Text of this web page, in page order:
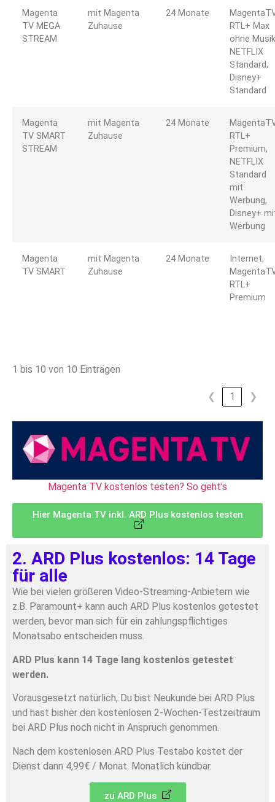
Magenta
TV MEGA
STREAM
mit Magenta
Zuhause
24 Monate
RTL+ Max
ohne
NETFLIX
Standard,
Disney+
Standard
Magenta
TV SMART
STREAM
mit Magenta
Zuhause
24 Monate
RTL+
Premium,
NETFLIX
Standard
mit
Werbung,
Disney+
Werbung
Magenta
TV SMART
mit Magenta
Zuhause
24 Monate
Internet,
RTL+
Premium
1 bis 10 von 10 Einträgen
❮ 1 ❯
Magenta TV kostenlos testen? So geht’s
Hier Magenta TV inkl. ARD Plus kostenlos testen
2. ARD Plus kostenlos: 14 Tage
für alle
Wie bei vielen größeren Video-Streaming-Anbietern wie
z.B. Paramount+ kann auch ARD Plus kostenlos getestet
werden, bevor man sich für ein zahlungspflichtiges
Monatsabo entscheiden muss.
ARD Plus kann 14 Tage lang kostenlos getestet
werden.
Vorausgesetzt natürlich, Du bist Neukunde bei ARD Plus
und hast bisher den kostenlosen 2-Wochen-Testzeitraum
bei ARD Plus noch nicht in Anspruch genommen.
Nach dem kostenlosen ARD Plus Testabo kostet der
Dienst dann 4,99€ / Monat. Monatlich kündbar.
zu ARD Plus